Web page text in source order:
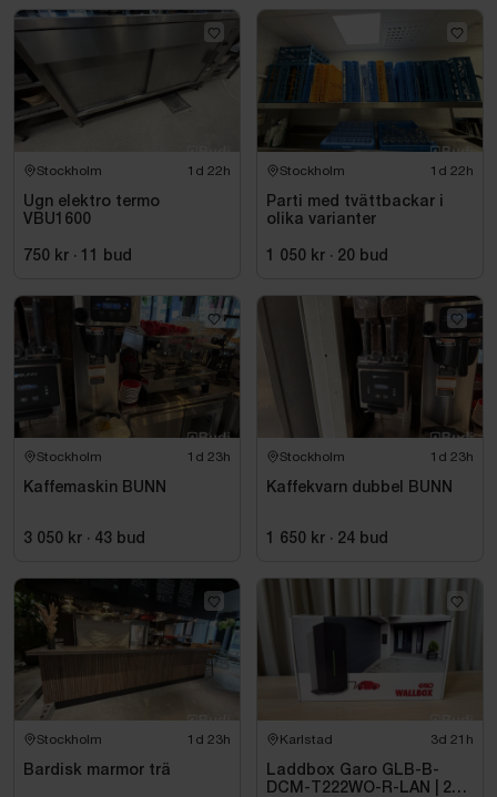
Stockholm 1d 22h
Ugn elektro termo
VBU1600
750 kr · 11 bud
Stockholm 1d 22h
Parti med tvättbackar i
olika varianter
1 050 kr · 20 bud
Stockholm 1d 23h
Kaffemaskin BUNN
3 050 kr · 43 bud
Stockholm 1d 23h
Kaffekvarn dubbel BUNN
1 650 kr · 24 bud
Stockholm 1d 23h
Bardisk marmor trä
Karlstad 3d 21h
Laddbox Garo GLB-B-
DCM-T222WO-R-LAN | 22